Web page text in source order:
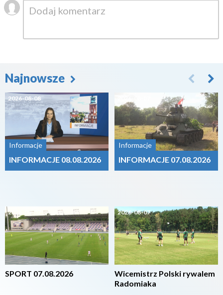
Najnowsze
2026-08-08
Informacje
INFORMACJE 08.08.2026
2026-08-07
SPORT 07.08.2026
Informacje
INFORMACJE 07.08.2026
2026-08-07
Wicemistrz Polski rywalem
Radomiaka